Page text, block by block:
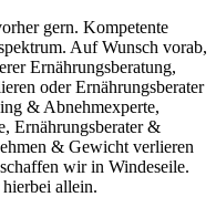
gern. Kompetente
Auf Wunsch vorab,
Ernährungsberatung,
oder Ernährungsberater
& Abnehmexperte,
Ernährungsberater &
& Gewicht verlieren
wir in Windeseile.
allein.